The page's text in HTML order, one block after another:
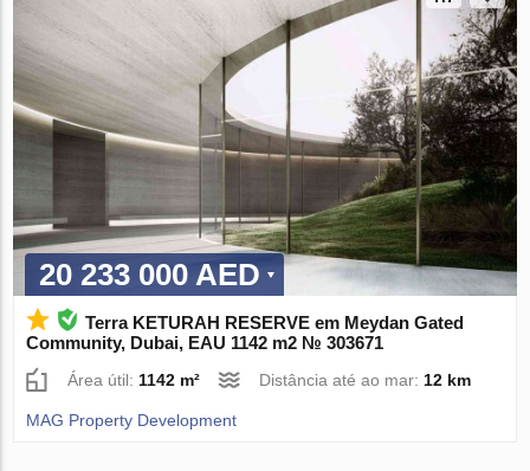
20 233 000 AED
Terra KETURAH RESERVE em Meydan Gated
Community, Dubai, EAU 1142 m2 № 303671
Área útil:1142 m² Distância até ao mar:12 km
MAG Property Development